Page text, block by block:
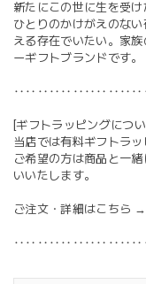
新たにこの世に生を受
ひとりのかけがえのな
える存在でいたい。家
ーギフトブランドです。
[ギフトラッピングについ
当店では有料ギフトラッ
ご希望の方は商品と一
いいたします。
ご注文・詳細はこちら →